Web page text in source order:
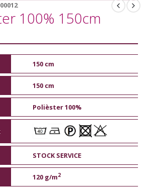
100% 150cm
150 cm
150 cm
Polièster 100%
STOCK SERVICE
120 g/m2